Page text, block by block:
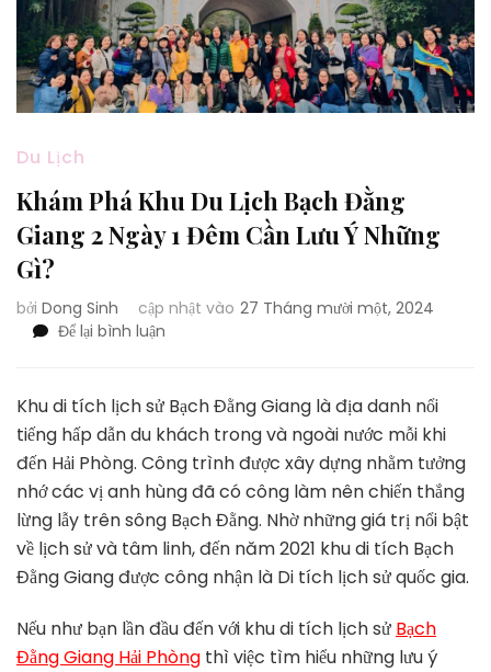
Du Lịch
Khám Phá Khu Du Lịch Bạch Đằng
Giang 2 Ngày 1 Đêm Cần Lưu Ý Những
Gì?
bởi Dong Sinh cập nhật vào 27 Tháng mười một, 2024
Để lại bình luận
Khu
Du
Lịch
Bạch
Đằng
Giang
2
Ngày
1
Cần
Lưu
Khu di tích lịch sử Bạch Đằng Giang là địa danh nổi
tiếng hấp dẫn du khách trong và ngoài nước mỗi khi
đến Hải Phòng. Công trình được xây dựng nhằm tưởng
nhớ các vị anh hùng đã có công làm nên chiến thắng
lừng lẫy trên sông Bạch Đằng. Nhờ những giá trị nổi bật
về lịch sử và tâm linh, đến năm 2021 khu di tích Bạch
Đằng Giang được công nhận là Di tích lịch sử quốc gia.
Nếu như bạn lần đầu đến với khu di tích lịch sử Bạch
Đằng Giang Hải Phòng thì việc tìm hiểu những lưu ý